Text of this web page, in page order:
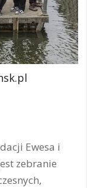
Ewesa i
zebranie